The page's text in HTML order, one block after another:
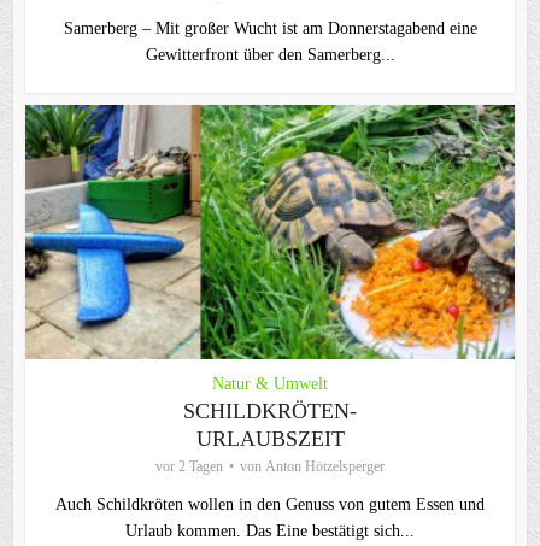
Samerberg – Mit großer Wucht ist am Donnerstagabend eine
Gewitterfront über den Samerberg...
Natur & Umwelt
SCHILDKRÖTEN-
URLAUBSZEIT
vor 2 Tagen von Anton Hötzelsperger
Auch Schildkröten wollen in den Genuss von gutem Essen und
Urlaub kommen. Das Eine bestätigt sich...